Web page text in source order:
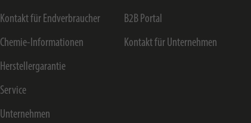
Kontakt für Endverbraucher
Chemie-Informationen
Herstellergarantie
Service
Unternehmen
B2B Portal
Kontakt für Unternehmen